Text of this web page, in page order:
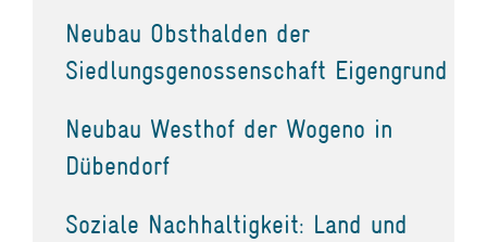
Neubau Obsthalden der
Siedlungsgenossenschaft Eigengrund
Neubau Westhof der Wogeno in
Dübendorf
Soziale Nachhaltigkeit: Land und